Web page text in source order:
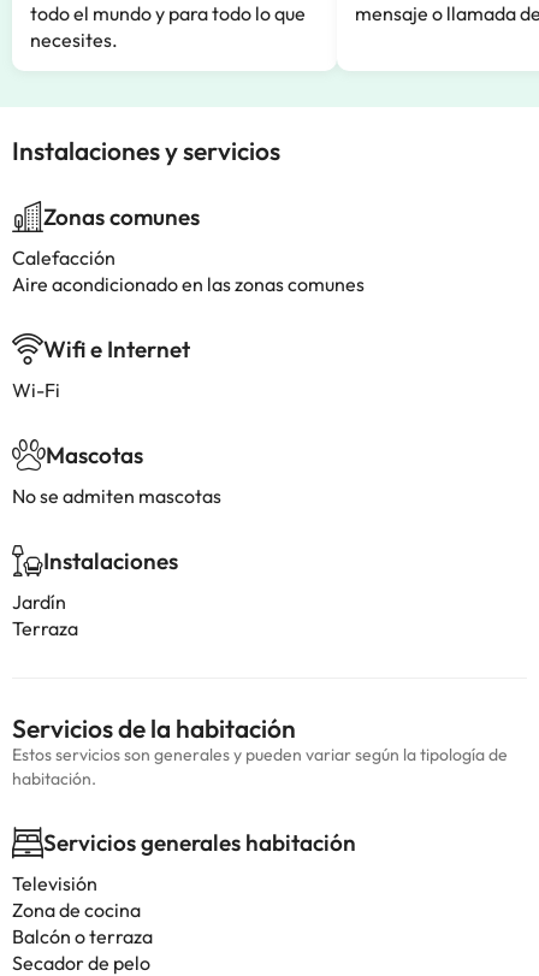
todo el mundo y para todo lo que
necesites.
mensaje o llamada
Instalaciones y servicios
Zonas comunes
Calefacción
Aire acondicionado en las zonas comunes
Wifi e Internet
Wi-Fi
Mascotas
No se admiten mascotas
Instalaciones
Jardín
Terraza
Servicios de la habitación
Estos servicios son generales y pueden variar según la tipología de
habitación.
Servicios generales habitación
Televisión
Zona de cocina
Balcón o terraza
Secador de pelo